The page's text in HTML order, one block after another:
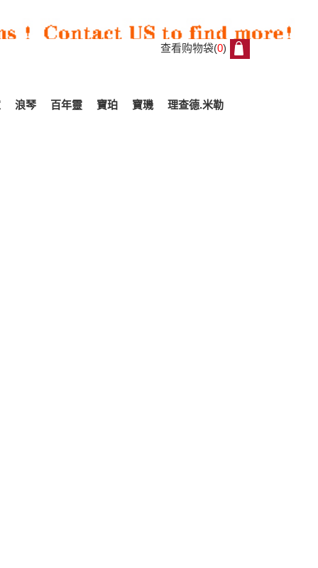
查看购物袋(0)
浪琴 百年靈 寶珀 寶璣 理查德.米勒